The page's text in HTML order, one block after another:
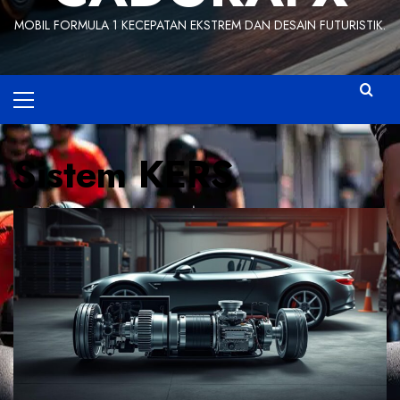
MOBIL FORMULA 1 KECEPATAN EKSTREM DAN DESAIN FUTURISTIK.
Menu
Sistem KERS